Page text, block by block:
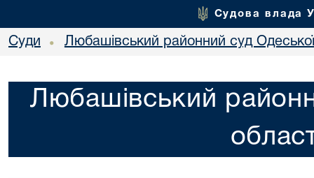
Судова влада
Суди • Любашівський районний суд Одеської
Любашівський